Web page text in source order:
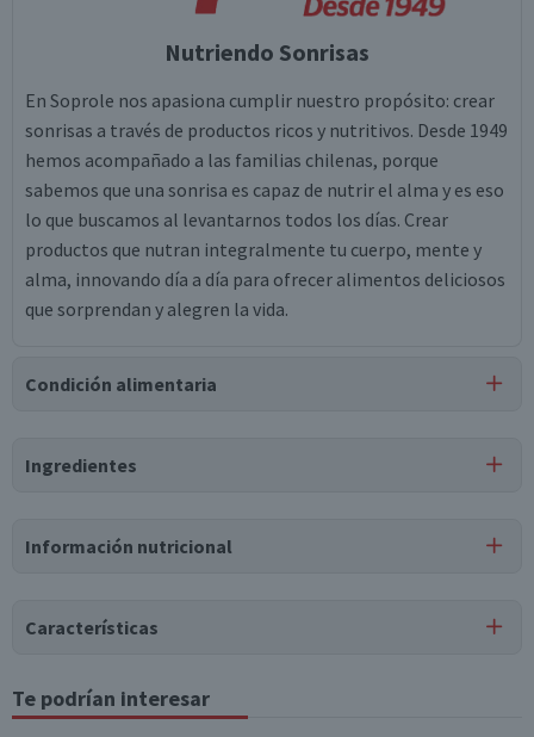
Nutriendo Sonrisas
En Soprole nos apasiona cumplir nuestro propósito: crear
sonrisas a través de productos ricos y nutritivos. Desde 1949
hemos acompañado a las familias chilenas, porque
sabemos que una sonrisa es capaz de nutrir el alma y es eso
lo que buscamos al levantarnos todos los días. Crear
productos que nutran integralmente tu cuerpo, mente y
alma, innovando día a día para ofrecer alimentos deliciosos
que sorprendan y alegren la vida.
Condición alimentaria
Ingredientes
sorbato de potasio, saborizante idéntico a natural,
de potasio, lactasa, cepa de yoghurt (l. bulgaricus), cepa de
Información nutricional
Tabla nutricional
medios
Características
Tipo de Producto
Yoghurt con Fruta
Te podrían interesar